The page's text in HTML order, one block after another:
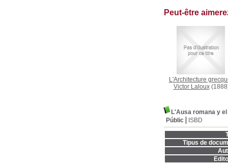
Peut-être
L'Architecture
Victor Laloux
L'Ausa romana y
Públic
ISBD
Tipus de